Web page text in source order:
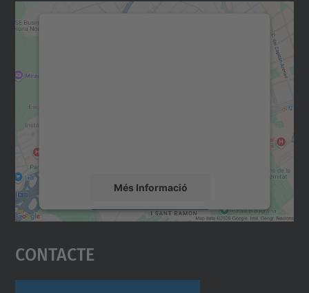
Més Informació
Accepta
powered by
Contacte